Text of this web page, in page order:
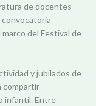
de docentes
convocatoria
del Festival de
y jubilados de
compartir
infantil. Entre